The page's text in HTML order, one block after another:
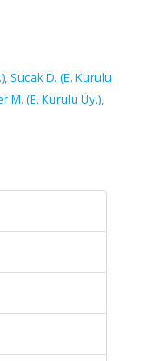
, Sucak D. (E. Kurulu
M. (E. Kurulu Üy.),